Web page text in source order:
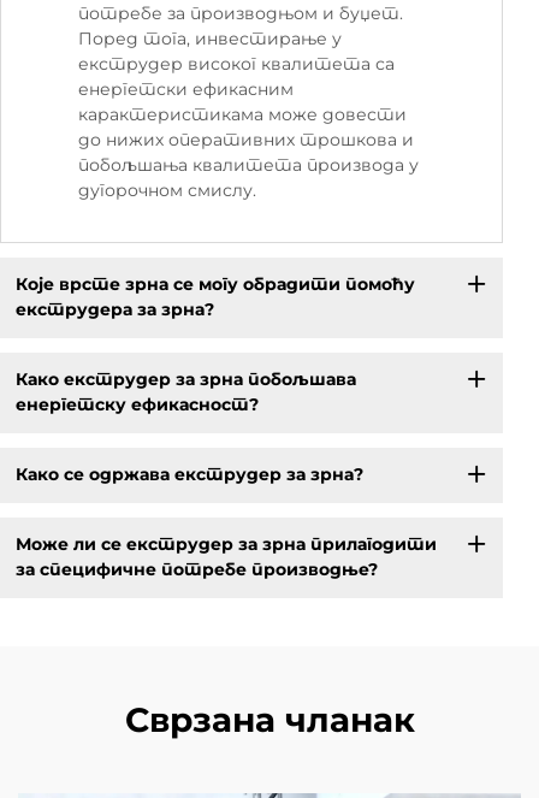
потребе за производњом и буџет.
Поред тога, инвестирање у
екструдер високог квалитета са
енергетски ефикасним
карактеристикама може довести
до нижих оперативних трошкова и
побољшања квалитета производа у
дугорочном смислу.
Које врсте зрна се могу обрадити помоћу
екструдера за зрна?
Како екструдер за зрна побољшава
енергетску ефикасност?
Како се одржава екструдер за зрна?
Може ли се екструдер за зрна прилагодити
за специфичне потребе производње?
Сврзана чланак